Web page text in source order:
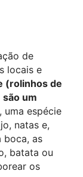
de
locais e
(rolinhos de
um
uma espécie
natas e,
boca, as
batata ou
os